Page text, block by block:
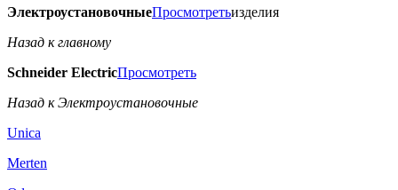
ЭлектроустановочныеПросмотретьизделия
Назад к главному
Schneider ElectricПросмотреть
Назад к Электроустановочные
Unica
Merten